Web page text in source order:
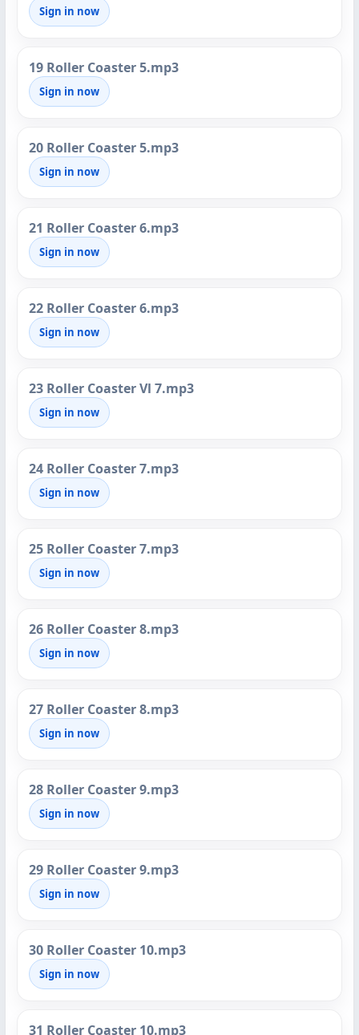
Sign in now
19 Roller Coaster 5.mp3
Sign in now
20 Roller Coaster 5.mp3
Sign in now
21 Roller Coaster 6.mp3
Sign in now
22 Roller Coaster 6.mp3
Sign in now
23 Roller Coaster Vl 7.mp3
Sign in now
24 Roller Coaster 7.mp3
Sign in now
25 Roller Coaster 7.mp3
Sign in now
26 Roller Coaster 8.mp3
Sign in now
27 Roller Coaster 8.mp3
Sign in now
28 Roller Coaster 9.mp3
Sign in now
29 Roller Coaster 9.mp3
Sign in now
30 Roller Coaster 10.mp3
Sign in now
31 Roller Coaster 10.mp3